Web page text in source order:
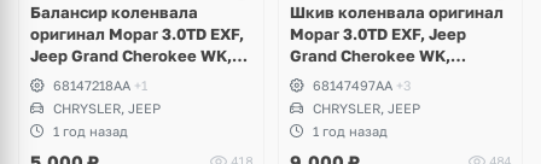
Балансир коленвала
оригинал Mopar 3.0TD EXF,
Jeep Grand Cherokee WK,
Chrysler 300C
68147218AA +1
CHRYSLER, JEEP
1 год назад
Шкив коленвала оригинал
Mopar 3.0TD EXF, Jeep
Grand Cherokee WK,
Chrysler 300C
68147497AA +3
CHRYSLER, JEEP
1 год назад